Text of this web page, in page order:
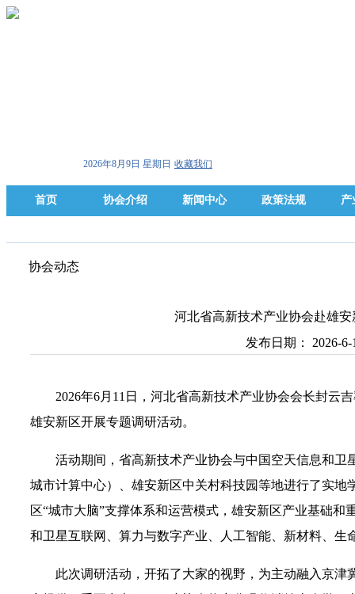
2026年8月9日 星期日 收藏我们
首页 协会介绍 新闻中心 政策法规 产
协会动态
河北省高新技术产业协会赴雄
发布日期： 2026-
2026年6月11日，河北省高新技术产业协会会长封云
雄安新区开展专题调研活动。
活动期间，省高新技术产业协会与中国空天信息和
城市计算中心）、雄安新区中关村科技园等地进行了实
区“城市大脑”支撑体系和运营模式，雄安新区产业基础
和卫星互联网、算力与数字产业、人工智能、新材料、
此次调研活动，开拓了大家的视野，为主动融入京